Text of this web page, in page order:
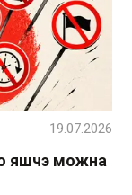
яшчэ можна
19.07.2026